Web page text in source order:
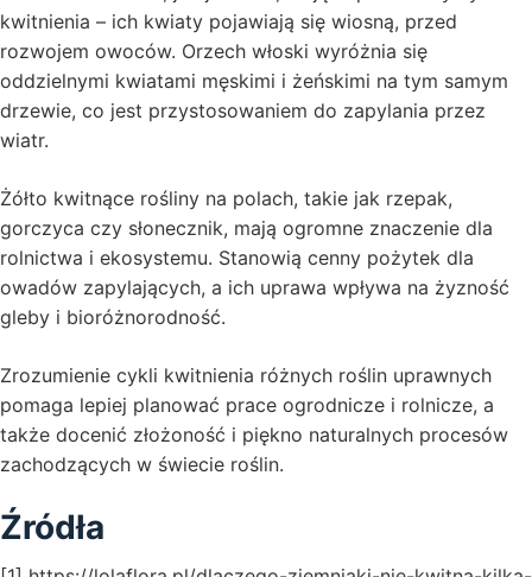
kwitnienia – ich kwiaty pojawiają się wiosną, przed
rozwojem owoców. Orzech włoski wyróżnia się
oddzielnymi kwiatami męskimi i żeńskimi na tym samym
drzewie, co jest przystosowaniem do zapylania przez
wiatr.
Żółto kwitnące rośliny na polach, takie jak rzepak,
gorczyca czy słonecznik, mają ogromne znaczenie dla
rolnictwa i ekosystemu. Stanowią cenny pożytek dla
owadów zapylających, a ich uprawa wpływa na żyzność
gleby i bioróżnorodność.
Zrozumienie cykli kwitnienia różnych roślin uprawnych
pomaga lepiej planować prace ogrodnicze i rolnicze, a
także docenić złożoność i piękno naturalnych procesów
zachodzących w świecie roślin.
Źródła